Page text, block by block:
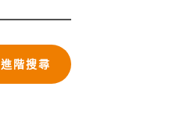
進階搜尋